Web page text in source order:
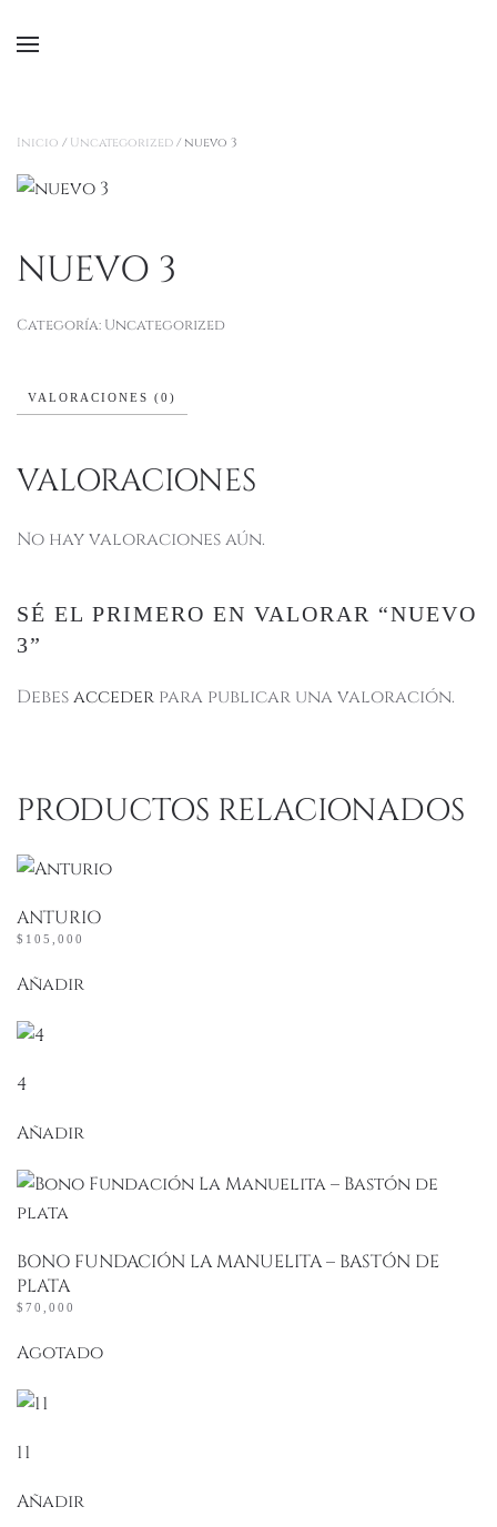
Inicio / Uncategorized / nuevo 3
NUEVO 3
Categoría: Uncategorized
VALORACIONES (0)
VALORACIONES
No hay valoraciones aún.
SÉ EL PRIMERO EN VALORAR “NUEVO
3”
Debesacceder para publicar una valoración.
PRODUCTOS RELACIONADOS
ANTURIO
$ 105,000
Añadir
4
Añadir
BONO FUNDACIÓN LA MANUELITA – BASTÓN DE
PLATA
$ 70,000
Agotado
11
Añadir